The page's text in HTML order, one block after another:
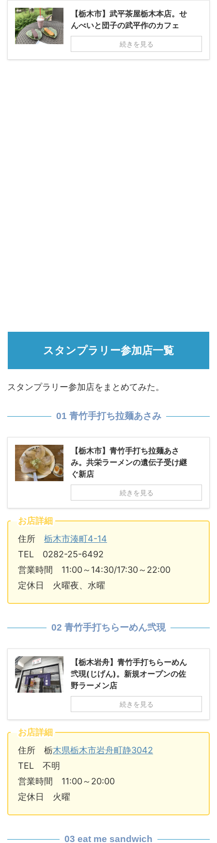
【栃木市】武平茶屋栃木本店。せ
んべいと団子の武平作のカフェ
続きを見る
スタンプラリー参加店一覧
スタンプラリー参加店をまとめてみた。
01 青竹手打ち拉麺あさみ
【栃木市】青竹手打ち拉麺あさ
み。共栄ラーメンの遺伝子受け継
ぐ新店
続きを見る
お店詳細
住所 栃木市湊町4-14
TEL 0282-25-6492
営業時間 11:00～14:30/17:30～22:00
定休日 火曜夜、水曜
02 青竹手打ちらーめん弐現
【栃木岩舟】青竹手打ちらーめん
弐現(じげん)。新規オープンの佐
野ラーメン店
続きを見る
お店詳細
住所 栃木県栃木市岩舟町静3042
TEL 不明
営業時間 11:00～20:00
定休日 火曜
03 eat me sandwich